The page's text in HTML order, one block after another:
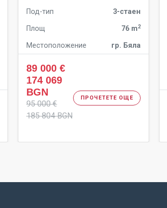
Под-тип
3-стаен
Площ
76 m2
Местоположение гр. Бяла
89 000 €
174 069
BGN
95 000 €
185 804 BGN
ПРОЧЕТЕТЕ ОЩЕ